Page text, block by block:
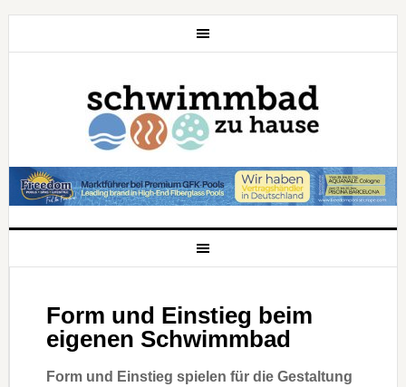
Form und Einstieg beim
eigenen Schwimmbad
Form und Einstieg spielen für die Gestaltung